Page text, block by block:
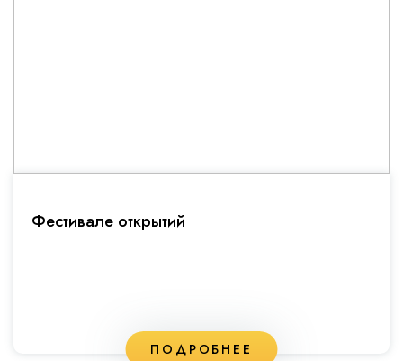
Фестивале открытий
ПОДРОБНЕЕ